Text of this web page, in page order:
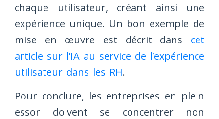
chaque utilisateur, créant ainsi une
expérience unique. Un bon exemple de
mise en œuvre est décrit dans cet
article sur l’IA au service de l’expérience
utilisateur dans les RH.
Pour conclure, les entreprises en plein
essor doivent se concentrer non